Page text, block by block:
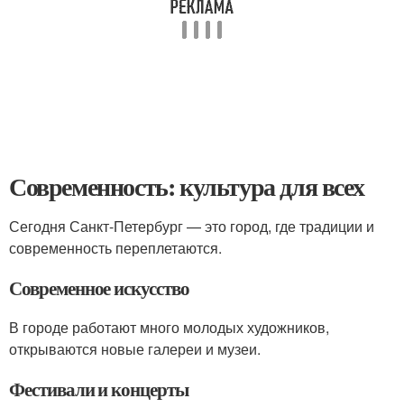
Современность: культура для всех
Сегодня Санкт-Петербург — это город, где традиции и
современность переплетаются.
Современное искусство
В городе работают много молодых художников,
открываются новые галереи и музеи.
Фестивали и концерты